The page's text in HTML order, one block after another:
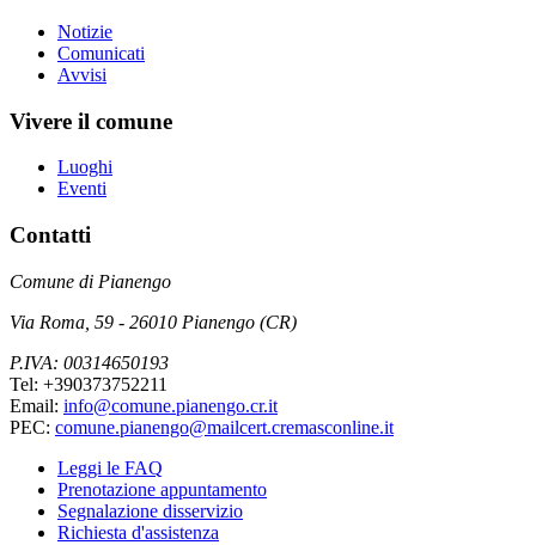
Notizie
Comunicati
Avvisi
Vivere il comune
Luoghi
Eventi
Contatti
Comune di Pianengo
Via Roma, 59 - 26010 Pianengo (CR)
P.IVA: 00314650193
Tel: +390373752211
Email: info@comune.pianengo.cr.it
PEC: comune.pianengo@mailcert.cremasconline.it
Leggi le FAQ
Prenotazione appuntamento
Segnalazione disservizio
Richiesta d'assistenza